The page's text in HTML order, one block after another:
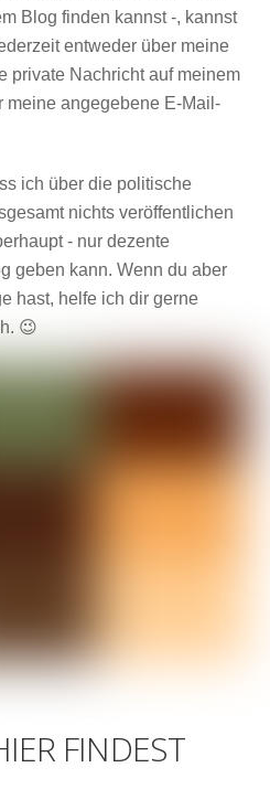
Blog finden kannst -, kannst
entweder über meine
private Nachricht auf meinem
meine angegebene E-Mail-
ich über die politische
nichts veröffentlichen
- nur dezente
geben kann. Wenn du aber
hast, helfe ich dir gerne
😉
FINDEST